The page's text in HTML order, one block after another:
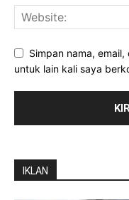
Simpan nama,
untuk lain kali saya
IKLAN